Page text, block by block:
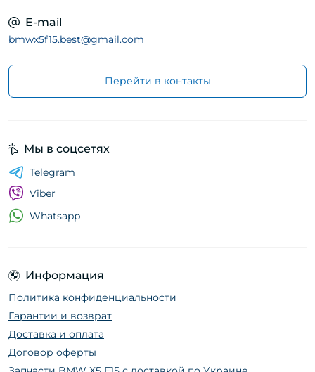
E-mail
bmwx5f15.best@gmail.com
Перейти в контакты
Информация
Политика конфиденциальности
Гарантии и возврат
Доставка и оплата
Договор оферты
Мы в соцсетях
Telegram
Viber
Whatsapp